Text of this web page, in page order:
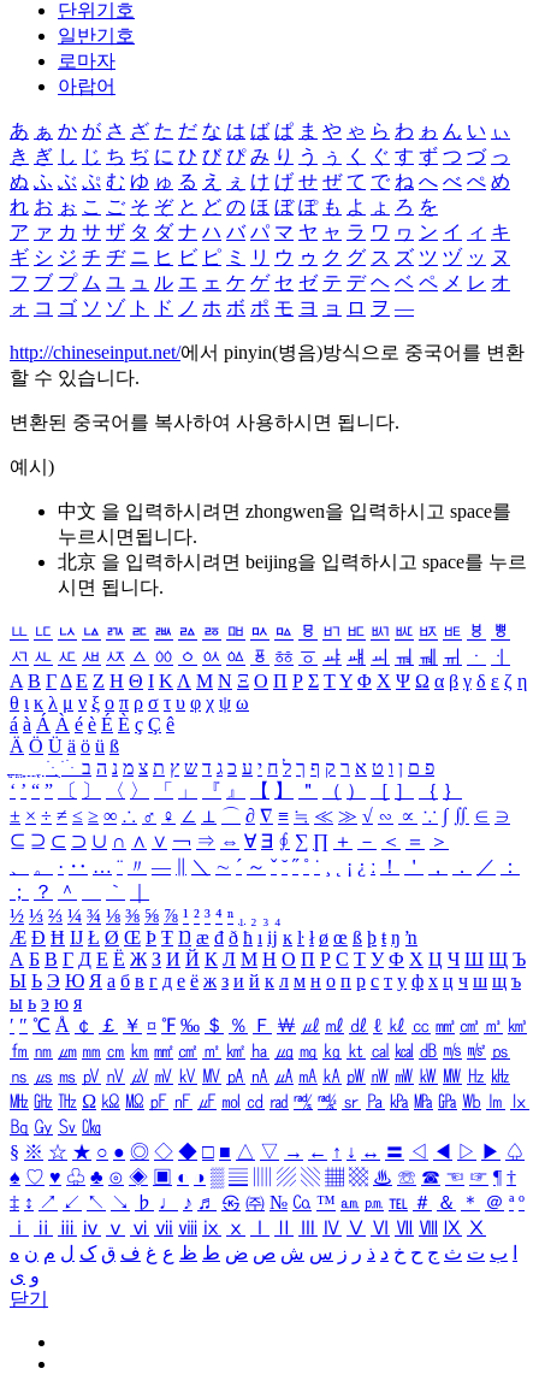
단위기호
일반기호
로마자
아랍어
あ ぁ か が さ ざ た だ な は ば ぱ ま や ゃ ら わ ゎ ん い ぃ
き ぎ し じ ち ぢ に ひ び ぴ み り う ぅ く ぐ す ず つ づ っ
ぬ ふ ぶ ぷ む ゆ ゅ る え ぇ け げ せ ぜ て で ね へ べ ぺ め
れ お ぉ こ ご そ ぞ と ど の ほ ぼ ぽ も よ ょ ろ を
ア ァ カ サ ザ タ ダ ナ ハ バ パ マ ヤ ャ ラ ワ ヮ ン イ ィ キ
ギ シ ジ チ ヂ ニ ヒ ビ ピ ミ リ ウ ゥ ク グ ス ズ ツ ヅ ッ ヌ
フ ブ プ ム ユ ュ ル エ ェ ケ ゲ セ ゼ テ デ ヘ ベ ペ メ レ オ
ォ コ ゴ ソ ゾ ト ド ノ ホ ボ ポ モ ヨ ョ ロ ヲ ―
http://chineseinput.net/에서 pinyin(병음)방식으로 중국어를 변환
할 수 있습니다.
변환된 중국어를 복사하여 사용하시면 됩니다.
예시)
中文 을 입력하시려면 zhongwen을 입력하시고 space를
누르시면됩니다.
北京 을 입력하시려면 beijing을 입력하시고 space를 누르
시면 됩니다.
ㅥ ㅦ ㅧ ㅨ ㅩ ㅪ ㅫ ㅬ ㅭ ㅮ ㅯ ㅰ ㅱ ㅲ ㅳ ㅴ ㅵ ㅶ ㅷ ㅸ
ㅹ
ㅺ ㅻ ㅼ ㅽ ㅾ ㅿ ㆀ ㆁ ㆂ ㆃ ㆄ ㆅ ㆆ ㆇ ㆈ ㆉ ㆊ ㆋ ㆌ ㆍ
ㆎ
Α Β ΓΔ Ε Ζ Η Θ Ι ΚΛ Μ Ν Ξ Ο Π Ρ Σ ΤΥ Φ Χ Ψ Ω α β γ δ ε ζ η
θ ι κ λ μ ν ξ ο π ρ σ τ υ φ χ ψ ω
á à Á À é è É È ç Ç ê
Ä Ö Ü ä ö ü ß
ִֶֹ ֻּ ׁׂ פ ם ן ו ט א ר ק ף ך ל ח י ע כ ג ד ש ץ ת צ מ נ ה ב
‘ ’ “ ” 〔 〕 〈 〉 「 」 『 』 【 】 ＂ （ ） ［ ］ ｛ ｝
± × ÷ ≠ ≤ ≥ ∞ ∴ ♂ ♀ ∠ ⊥ ⌒ ∂ ∇ ≡ ≒ ≪ ≫ √ ∽ ∝ ∵ ∫ ∬ ∈ ∋
⊆ ⊇ ⊂ ⊃ ∪ ∩ ∧ ∨ ￢ ⇒ ⇔ ∀ ∃ ∮ ∑ ∏ ＋ － ＜ ＝
＞
、
。 · ‥ … ¨ 〃 ― ＼ ∼ ´ ～ ˇ ˘ ˝ ˚ ˙ ¸ ¡ ¿ ː ！ ＇ ， ． ／
：
；
？ ＾ ｀
½ ⅓ ⅔ ¼ ¾ ⅛ ⅜ ⅝ ⅞ ¹ ² ³ ⁴ ⁿ ₁ ₂ ₃ ₄
Æ Ð Ħ Ĳ Ł Ø Œ Þ Ŧ Ŋ æ đ ð ħ ı ĳ ĸ ŀ ł ø œ ß þ ŧ ŋ ŉ
А Б В Г Д Е Ё Ж З И Й К Л М Н О П Р С Т У Ф Х Ц Ч Ш Щ Ъ
Ы Ь Э Ю Я а б в г д е ё ж з и й к л м н о п р с т у ф х ц ч ш щ ъ
ы ь э ю я
′ ″ ℃ Å ￠ ￡ ￥ ¤ ℉ ‰ ＄ ％ Ｆ ￦ ㎕ ㎖ ㎗ ℓ ㎘ ㏄ ㎣ ㎤ ㎥ ㎦
㎙ ㎚ ㎛ ㎜ ㎝ ㎞ ㎟ ㎠ ㎡ ㎢ ㏊ ㎍ ㎎ ㎏ ㏏ ㎈ ㎉ ㏈ ㎧ ㎨ ㎰
㎱ ㎲ ㎳ ㎴ ㎵ ㎶ ㎷ ㎸ ㎹ ㎀ ㎁ ㎂ ㎃ ㎄ ㎺ ㎻ ㎽ ㎾ ㎿ ㎐ ㎑
㎒ ㎓ ㎔ Ω ㏀ ㏁ ㎊ ㎋ ㎌ ㏖ ㏅ ㎭ ㎮ ㎯ ㏛ ㎩ ㎪ ㎫ ㎬ ㏝ ㏐
㏓
㏃ ㏉ ㏜ ㏆
§ ※ ☆ ★ ○ ● ◎ ◇ ◆ □ ■ △ ▽ → ← ↑ ↓ ↔ 〓 ◁ ◀ ▷ ▶ ♤
♠ ♡ ♥ ♧ ♣ ⊙ ◈ ▣ ◐ ◑ ▒ ▤ ▨ ▧ ▦ ▩ ♨ ☏ ☎ ☜ ☞ ¶ †
‡ ↕ ↗ ↙ ↖ ↘ ♭ ♩ ♪ ♬ ㉿ ㈜ № ㏇ ™ ㏂ ㏘ ℡ ＃ ＆ ＊ ＠ ª º
ⅰ
ⅱ ⅲ ⅳ ⅴ ⅵ ⅶ ⅷ ⅸ ⅹ Ⅳ Ⅴ Ⅵ Ⅶ Ⅷ Ⅸ Ⅹ
ب ت ث ج ح خ د ذ ر ز س ش ص ض ط ظ ع غ ف ق ک ل م ن ه
و ی
닫기